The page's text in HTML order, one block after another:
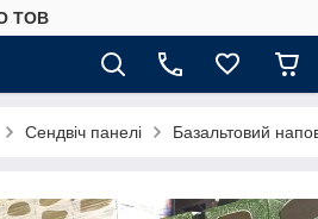
ТОВ
Сендвіч панелі Базальтовий